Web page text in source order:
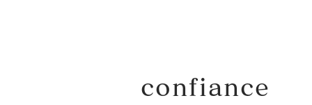
confiance